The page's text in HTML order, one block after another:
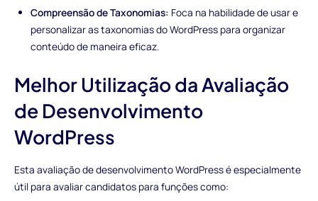
Compreensão de Taxonomias: Foca na habilidade de usar e
personalizar as taxonomias do WordPress para organizar
conteúdo de maneira eficaz.
Melhor Utilização da Avaliação
de Desenvolvimento
WordPress
Esta avaliação de desenvolvimento WordPress é especialmente
útil para avaliar candidatos para funções como: